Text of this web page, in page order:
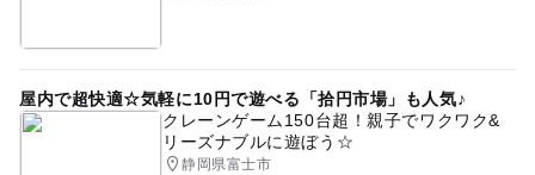
屋内で超快適☆気軽に10円で遊べる「拾円市場」も人気♪
クレーンゲーム150台超！親子でワクワク&
リーズナブルに遊ぼう☆
静岡県富士市